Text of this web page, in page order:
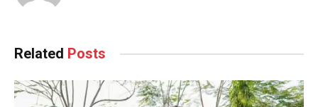
Related Posts